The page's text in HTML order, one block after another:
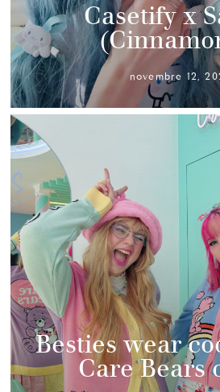
Casetify x
novembre 12,
Besties wear
Care Bears